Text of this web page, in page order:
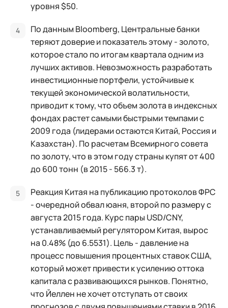
уровня $50.
По данным Bloomberg, Центральные банки
теряют доверие и показатель этому - золото,
которое стало по итогам квартала одним из
лучших активов. Невозможность разработать
инвестиционные портфели, устойчивые к
текущей экономической волатильности,
приводит к тому, что объем золота в индексных
фондах растет самыми быстрыми темпами с
2009 года (лидерами остаются Китай, Россия и
Казахстан). По расчетам Всемирного совета
по золоту, что в этом году страны купят от 400
до 600 тонн (в 2015 - 566.3 т).
Реакция Китая на публикацию протоколов ФРС
- очередной обвал юаня, второй по размеру с
августа 2015 года. Курс пары USD/CNY,
устанавливаемый регулятором Китая, вырос
на 0.48% (до 6.5531). Цель - давление на
процесс повышения процентных ставок США,
который может привести к усилению оттока
капитала с развивающихся рынков. Понятно,
что Йеллен не хочет отступать от своих